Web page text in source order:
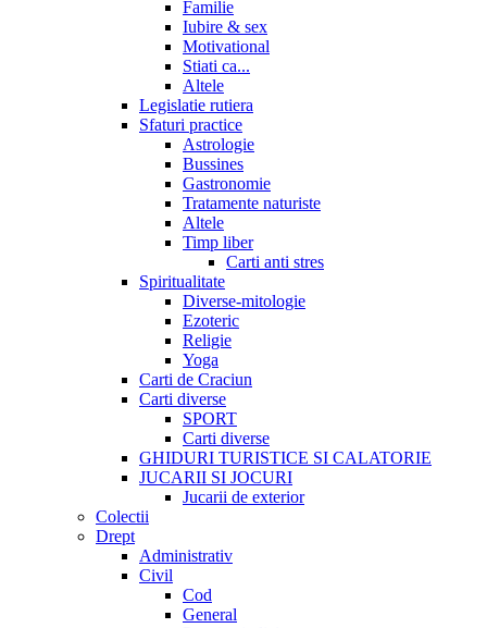
Familie
Iubire & sex
Motivational
Stiati ca...
Altele
Legislatie rutiera
Sfaturi practice
Astrologie
Bussines
Gastronomie
Tratamente naturiste
Altele
Timp liber
Carti anti stres
Spiritualitate
Diverse-mitologie
Ezoteric
Religie
Yoga
Carti de Craciun
Carti diverse
SPORT
Carti diverse
GHIDURI TURISTICE SI CALATORIE
JUCARII SI JOCURI
Jucarii de exterior
Colectii
Drept
Administrativ
Civil
Cod
General